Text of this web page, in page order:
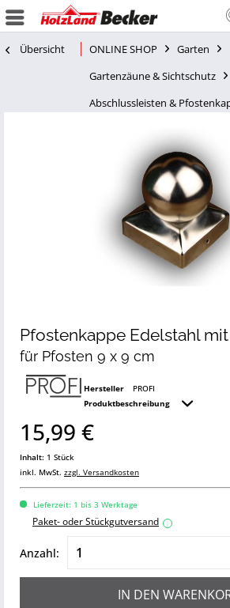
Übersicht ONLINE SHOP
Garten
Gartenzäune & Sichtschutz
Abschlussleisten &
Pfostenkappe Edelstahl
für Pfosten 9 x 9 cm
Hersteller
PROFI
Produktbeschreibung
15,99 €
Inhalt: 1 Stück
inkl. MwSt. zzgl. Versandkosten
Lieferzeit: 1 bis 3 Werktage
Paket- oder Stückgutversand i
Anzahl:
IN DEN